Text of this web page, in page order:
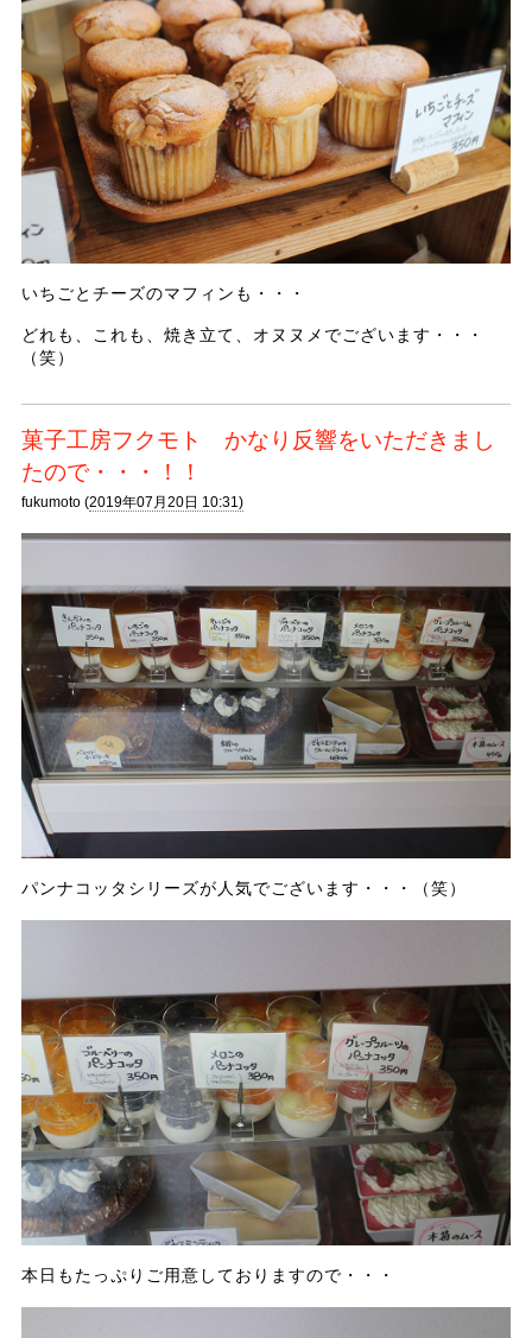
いちごとチーズのマフィンも・・・
どれも、これも、焼き立て、オヌヌメでございます・・・
（笑）
菓子工房フクモト かなり反響をいただきまし
たので・・・！！
fukumoto (2019年07月20日 10:31)
パンナコッタシリーズが人気でございます・・・（笑）
本日もたっぷりご用意しておりますので・・・